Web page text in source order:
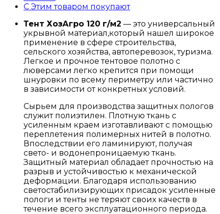
С Этим товаром покупают
Тент ХозАгро 120 г/м2 — это универсальный
укрывной материал,который нашел широкое
применение в сфере строительства,
сельского хозяйства, автоперевозок, туризма.
Легкое и прочное тентовое полотно с
люверсами легко крепится при помощи
шнуровки по всему периметру или частично
в зависимости от конкретных условий.
Сырьем для производства защитных пологов
служит полиэтилен. Плотную ткань с
усиленным краем изготавливают с помощью
переплетения полимерных нитей в полотно.
Впоследствии его ламинируют, получая
свето- и водонепроницаемую ткань.
Защитный материал обладает прочностью на
разрыв и устойчивостью к механической
деформации. Благодаря использованию
светостабилизирующих присадок усиленные
пологи и тенты не теряют своих качеств в
течение всего эксплуатационного периода.